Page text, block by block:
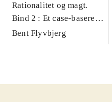
Rationalitet og magt.
Bind 2 : Et case-baseret
studie af planlægning,
Bent Flyvbjerg